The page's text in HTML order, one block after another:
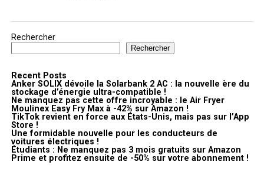
Rechercher
Rechercher
Recent Posts
Anker SOLIX dévoile la Solarbank 2 AC : la nouvelle ère du
stockage d’énergie ultra-compatible !
Ne manquez pas cette offre incroyable : le Air Fryer
Moulinex Easy Fry Max à -42% sur Amazon !
TikTok revient en force aux États-Unis, mais pas sur l’App
Store !
Une formidable nouvelle pour les conducteurs de
voitures électriques !
Étudiants : Ne manquez pas 3 mois gratuits sur Amazon
Prime et profitez ensuite de -50% sur votre abonnement !